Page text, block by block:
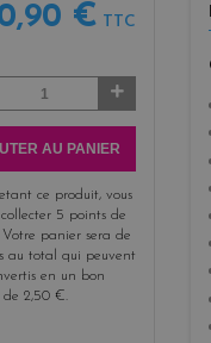
€ TTC
AU PANIER
ce produit, vous
5 points de
Votre panier sera de
au total qui peuvent
en un bon
de 2,50 €.